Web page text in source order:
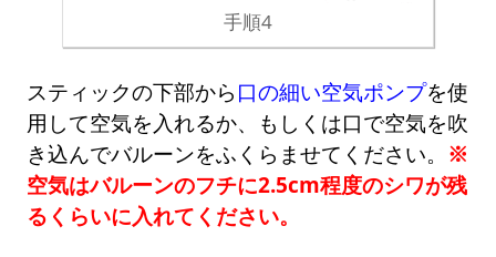
手順4
スティックの下部から 口の細い空気ポンプを使
用して空気を入れるか、もしくは口で空気を吹
き込んでバルーンをふくらませてください。 ※
空気はバルーンのフチに2.5cm程度のシワが残
るくらいに入れてください。